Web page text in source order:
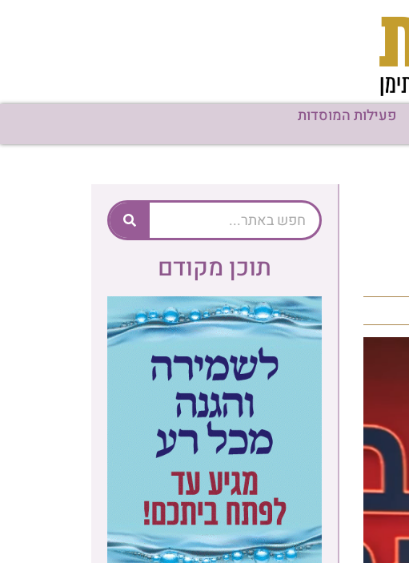
פעילות המוסדות
תוכן מקודם